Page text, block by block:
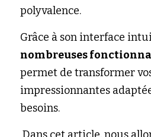
polyvalence.
nombreuses
permet de transformer
impressionnantes
besoins.